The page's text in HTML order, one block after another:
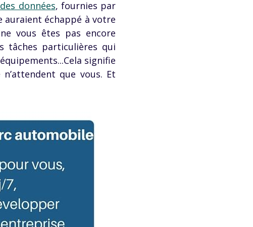
données, fournies par
échappé à votre
vous êtes pas encore
tâches particulières qui
signifie
que vous. Et